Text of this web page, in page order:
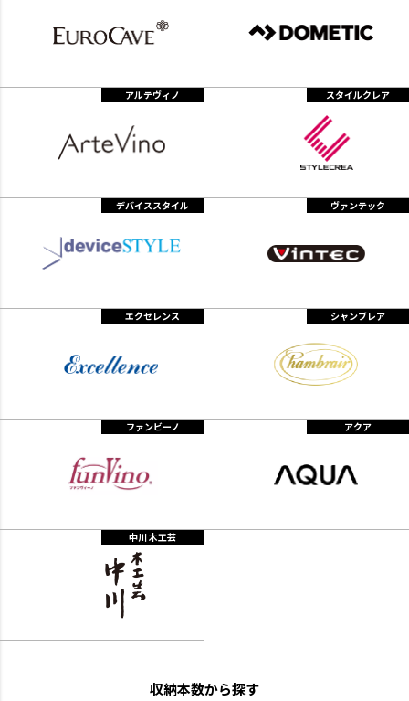
アルテヴィノ スタイルクレア
デバイススタイル ヴァンテック
エクセレンス シャンブレア
ファンビーノ アクア
中川 木工芸
収納本数から探す